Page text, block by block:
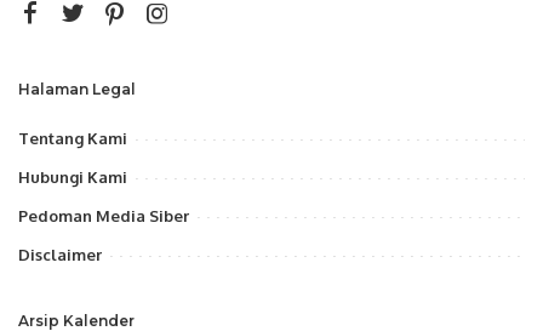
Halaman Legal
Tentang Kami
Hubungi Kami
Pedoman Media Siber
Disclaimer
Arsip Kalender